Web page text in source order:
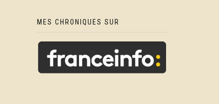
MES CHRONIQUES SUR